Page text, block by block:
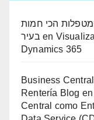
הכי חמות
בעיר en
Dynamics 365
Business
Rentería Blog en
Central como